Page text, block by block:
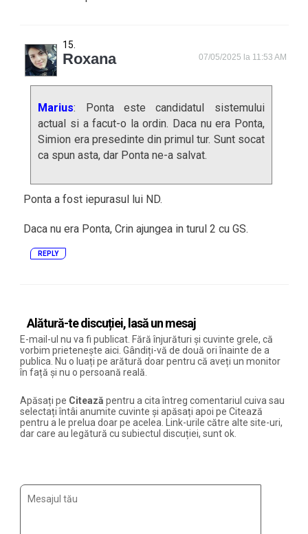
Roxana 07/05/2025 la 11:53 AM
Marius: Ponta este candidatul sistemului
actual si a facut-o la ordin. Daca nu era Ponta,
Simion era presedinte din primul tur. Sunt socat
ca spun asta, dar Ponta ne-a salvat.
Ponta a fost iepurasul lui ND.
Daca nu era Ponta, Crin ajungea in turul 2 cu GS.
REPLY
Alătură-te discuției, lasă un mesaj
E-mail-ul nu va fi publicat. Fără înjurături și cuvinte grele, că
vorbim prietenește aici. Gândiți-vă de două ori înainte de a
publica. Nu o luați pe arătură doar pentru că aveți un monitor
în față și nu o persoană reală.
Apăsați pe Citează pentru a cita întreg comentariul cuiva sau
selectați întâi anumite cuvinte și apăsați apoi pe Citează
pentru a le prelua doar pe acelea. Link-urile către alte site-uri,
dar care au legătură cu subiectul discuției, sunt ok.